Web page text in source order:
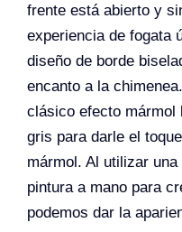
frente está abierto y
experiencia de fogata
diseño de borde
encanto a la
clásico efecto mármol
gris para darle el
mármol. Al utilizar
pintura a mano para
podemos dar la